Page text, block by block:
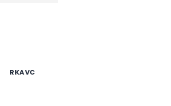
RKAVC